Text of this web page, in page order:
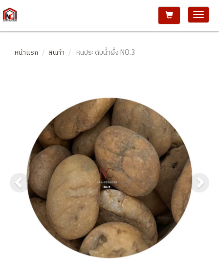
หน้าแรก สินค้า หินประดับน้ำผึ้ง NO.3